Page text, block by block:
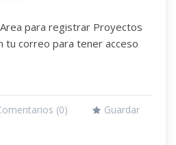
Area para registrar Proyectos
tu correo para tener acceso
(0) Guardar